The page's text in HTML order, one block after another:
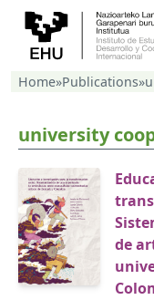
Home»Publications»
university
de